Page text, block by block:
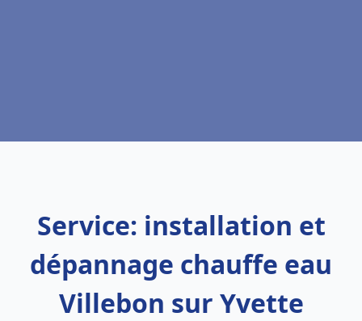
Service: installation et
dépannage chauffe eau
Villebon sur Yvette